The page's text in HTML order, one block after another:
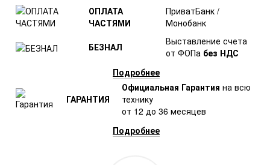
ОПЛАТА
ЧАСТЯМИ
ПриватБанк /
Монобанк
БЕЗНАЛ
Выставление счета
от ФОПа без НДС
Подробнее
ГАРАНТИЯ
Официальная Гарантия на всю
технику
от 12 до 36 месяцев
Подробнее